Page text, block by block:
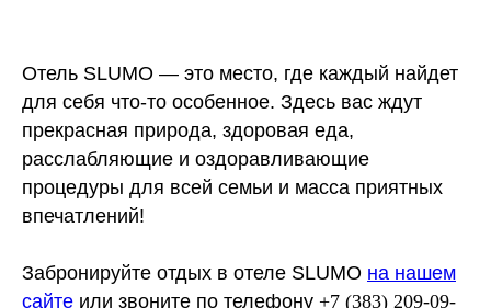
Отель SLUMO — это место, где каждый найдет
для себя что-то особенное. Здесь вас ждут
прекрасная природа, здоровая еда,
расслабляющие и оздоравливающие
процедуры для всей семьи и масса приятных
впечатлений!
Забронируйте отдых в отеле SLUMO на нашем
сайте или звоните по телефону +7 (383) 209-09-